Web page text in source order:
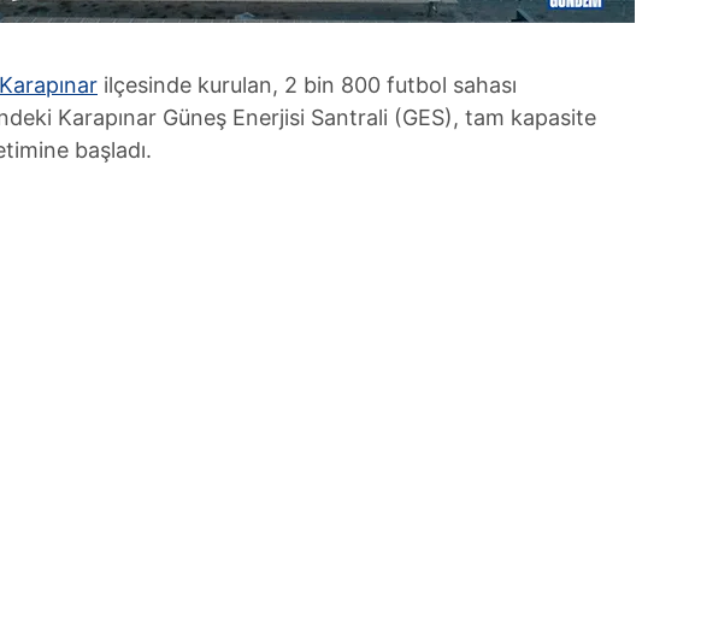
Karapınar ilçesinde kurulan, 2 bin 800 futbol sahası
Karapınar Güneş Enerjisi Santrali (GES), tam kapasite
başladı.